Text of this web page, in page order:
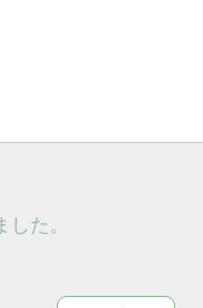
した。